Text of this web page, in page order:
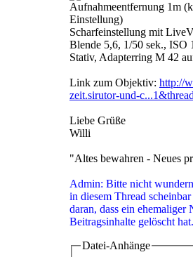
Aufnahmeentfernung 1m
Einstellung)
Scharfeinstellung mit
Blende 5,6, 1/50 sek.,
Stativ, Adapterring M 42
Link zum Objektiv: http://
zeit.sirutor-und-
Liebe Grüße
Willi
"Altes bewahren - Neues
Admin: Bitte nicht
in diesem Thread
daran, dass ein ehemaliger
Beitragsinhalte gelöscht hat.
Datei-Anhänge